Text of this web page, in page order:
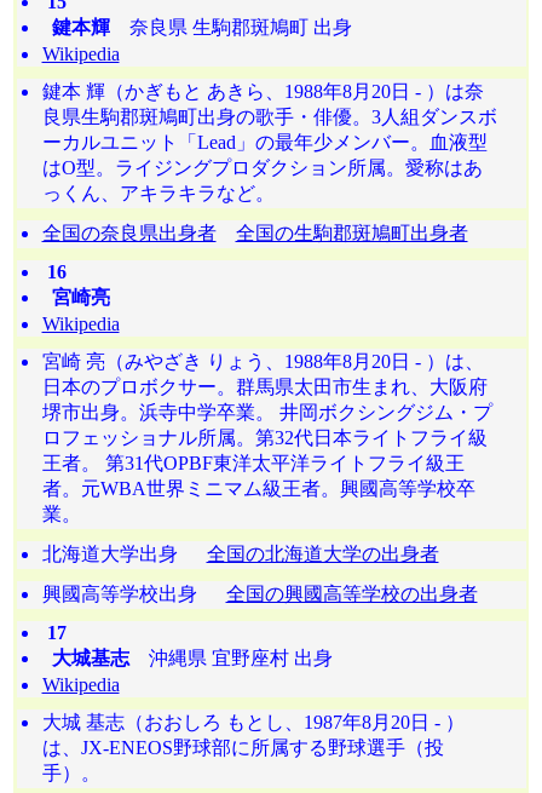
鍵本輝奈良県 生駒郡斑鳩町 出身
Wikipedia
鍵本 輝（かぎもと あきら、1988年8月20日 - ）は奈
良県生駒郡斑鳩町出身の歌手・俳優。3人組ダンスボ
ーカルユニット「Lead」の最年少メンバー。血液型
はO型。ライジングプロダクション所属。愛称はあ
っくん、アキラキラなど。
全国の奈良県出身者
全国の生駒郡斑鳩町出身者
16
宮崎亮
Wikipedia
宮崎 亮（みやざき りょう、1988年8月20日 - ）は、
日本のプロボクサー。群馬県太田市生まれ、大阪府
堺市出身。浜寺中学卒業。 井岡ボクシングジム・プ
ロフェッショナル所属。第32代日本ライトフライ級
王者。 第31代OPBF東洋太平洋ライトフライ級王
者。元WBA世界ミニマム級王者。興國高等学校卒
業。
北海道大学出身 全国の北海道大学の出身者
興國高等学校出身 全国の興國高等学校の出身者
17
大城基志沖縄県 宜野座村 出身
Wikipedia
大城 基志（おおしろ もとし、1987年8月20日 - ）
は、JX-ENEOS野球部に所属する野球選手（投
手）。